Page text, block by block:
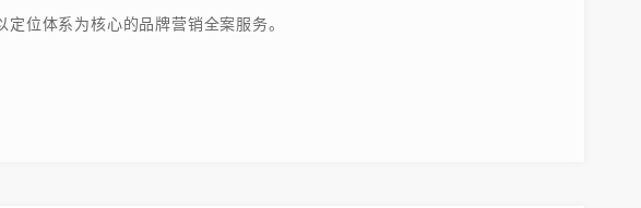
位体系为核心的品牌营销全案服务。